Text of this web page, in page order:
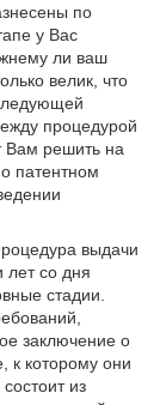
по
у Вас
ли ваш
велик, что
процедурой
Вам решить на
патентном
выдачи
лет со дня
стадии.
заключение о
к которому они
из